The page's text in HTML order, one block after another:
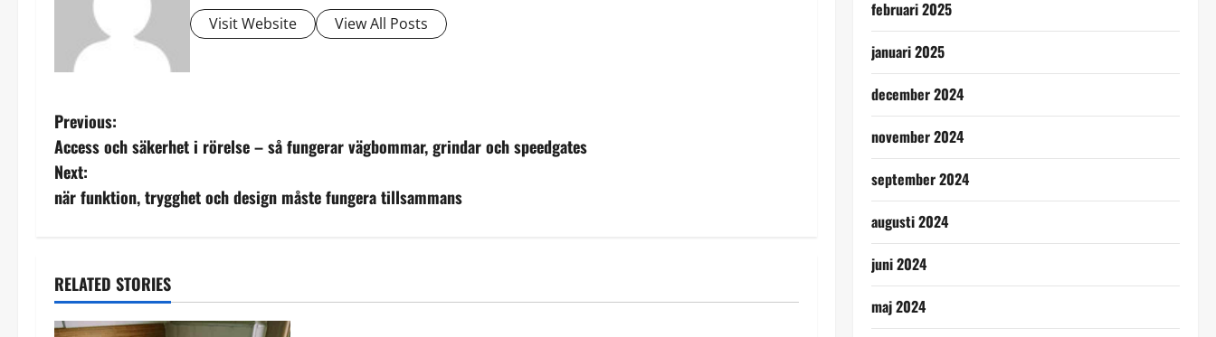
Visit Website View All Posts
P
o
s
n
a
Previous:
Access och säkerhet i rörelse – så fungerar vägbommar, grindar och speedgates
Next:
när funktion, trygghet och design måste fungera tillsammans
RELATED STORIES
februari 2025
januari 2025
december 2024
november 2024
september 2024
augusti 2024
juni 2024
maj 2024